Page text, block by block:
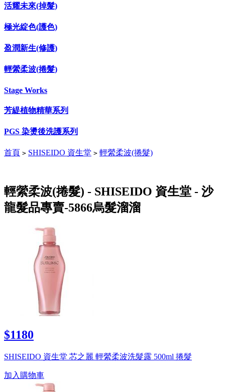
活耀未來(掉髮)
極光綻色(護色)
盈潤新生(修護)
輕縈柔波(捲髮)
Stage Works
芳緹植物精華系列
PGS 染燙後洗護系列
首頁 > SHISEIDO 資生堂 > 輕縈柔波(捲髮)
輕縈柔波(捲髮) - SHISEIDO 資生堂 - 沙
龍髮品專賣-5866烏髮溜溜
$1180
SHISEIDO 資生堂 芯之麗 輕縈柔波洗髮露 500ml 捲髮
加入購物車